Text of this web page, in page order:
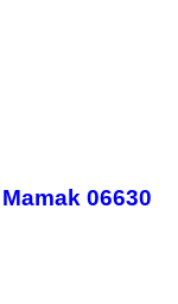
06630